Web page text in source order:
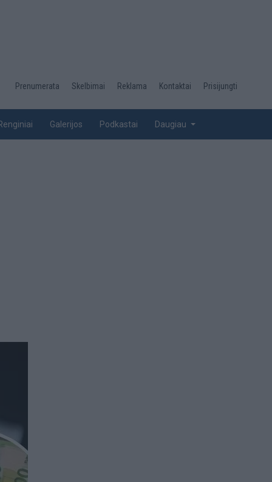
Desktop
top
Prenumerata Skelbimai Reklama Kontaktai Prisijungti
Galerijos Podkastai Daugiau